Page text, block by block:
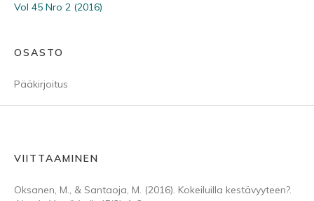
Vol 45 Nro 2 (2016)
OSASTO
Pääkirjoitus
VIITTAAMINEN
Oksanen, M., & Santaoja, M. (2016). Kokeiluilla kestävyyteen?.